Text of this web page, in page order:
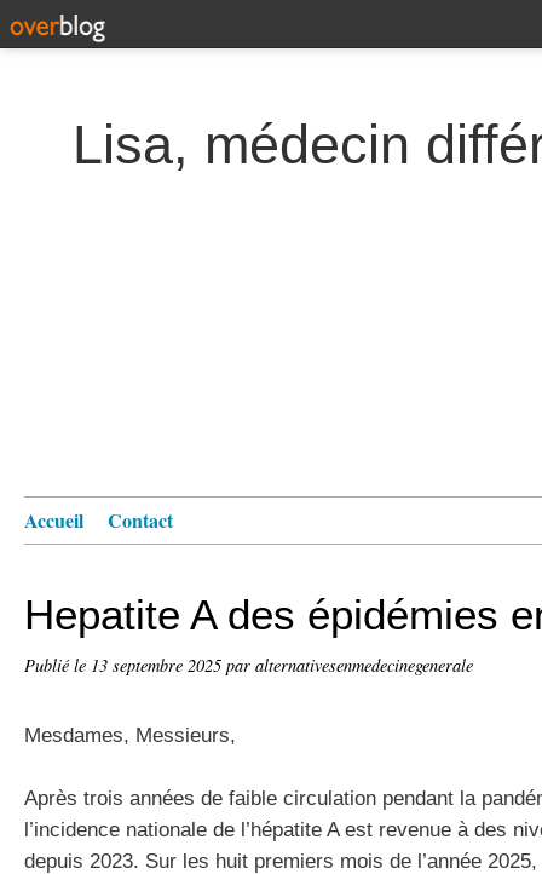
Lisa, médecin
Accueil Contact
Hepatite A des épidémies
Publié le 13 septembre 2025 par alternativesenmedecinegenerale
Mesdames, Messieurs,
Après trois années de faible circulation pendant la
l’incidence nationale de l’hépatite A est revenue à des
depuis 2023. Sur les huit premiers mois de l’année